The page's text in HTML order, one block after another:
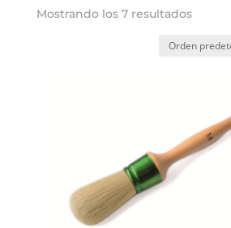
Mostrando los 7 resultados